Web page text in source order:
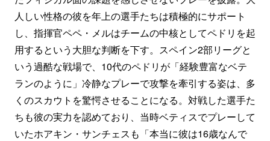
人しい性格の彼を年上の選手たちは積極的にサポート
し、指揮官ペペ・メルはチームの中核としてペドリを起
用するという大胆な判断を下す。スペイン2部リーグと
いう過酷な戦場で、10代のペドリが「経験豊富なベテ
ランのように」冷静なプレーで攻撃を牽引する姿は、多
くのスカウトを驚愕させることになる。対戦した選手た
ちも彼の実力を認めており、当時ベティスでプレーして
いたホアキン・サンチェスも「本当に彼は16歳なんで